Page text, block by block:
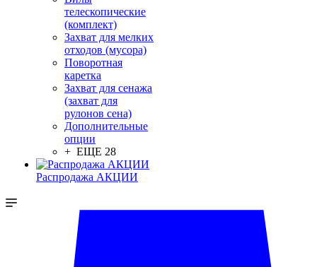
телескопические
(комплект)
Захват для мелких
отходов (мусора)
Поворотная
каретка
Захват для сенажа
(захват для
рулонов сена)
Дополнительные
опции
+ ЕЩЕ 28
Распродажа АКЦИИ